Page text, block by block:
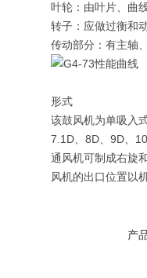
叶轮：由叶片、曲
转子：应做过衡和
传动部分：有主轴
形式
该鼓风机为单吸入
7.1D、8D、9D、
通风机可制成右旋
风机的出口位置以
产